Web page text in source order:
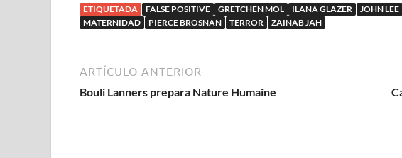
ETIQUETADA FALSE POSITIVE GRETCHEN MOL ILANA GLAZER JOHN LEE
MATERNIDAD
PIERCE BROSNAN TERROR ZAINAB JAH
ARTÍCULO ANTERIOR
Bouli Lanners prepara Nature Humaine